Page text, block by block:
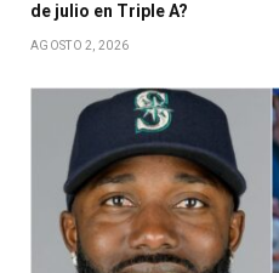
de julio en Triple A?
AGOSTO 2, 2026